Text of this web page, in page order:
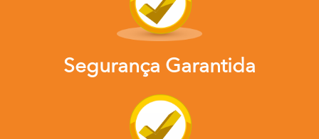
Segurança Garantida